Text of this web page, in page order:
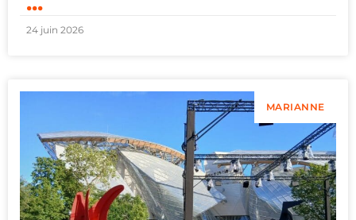
24 juin 2026
MARIANNE